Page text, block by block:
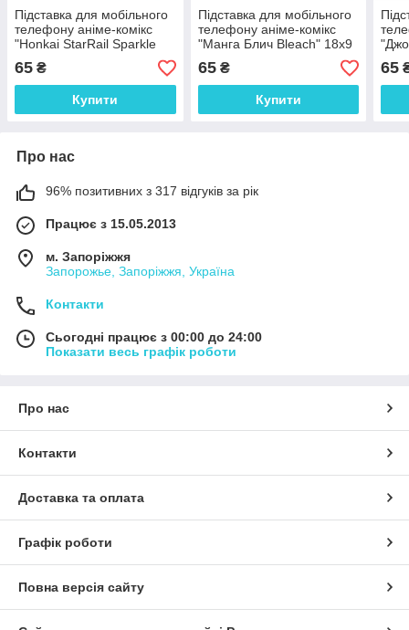
Підставка для мобільного
телефону аніме-комікс
"Honkai StarRail Sparkle
Іскорка" 18х9 см
65 ₴
Купити
Підставка для мобільного
телефону аніме-комікс
"Манга Блич Bleach" 18х9
см
65₴
Купити
65
Про нас
96% позитивних з 317 відгуків за рік
Працює з 15.05.2013
м. Запоріжжя
Запорожье, Запоріжжя, Україна
Контакти
Сьогодні працює з 00:00 до 24:00
Показати весь графік роботи
Про нас
Контакти
Доставка та оплата
Графік роботи
Повна версія сайту